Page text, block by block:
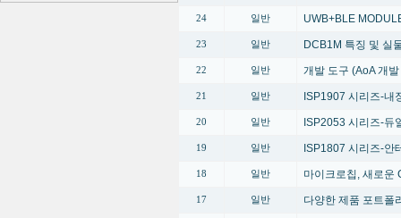
24 일반 UWB+BLE
23 일반 DCB1M 특징 및 실
22 일반 개발 도구 (AoA 개
21 일반 ISP1907 시리즈-내
20 일반 ISP2053 시리즈-듀
19 일반 ISP1807 시리즈-안
18 일반 마이크로칩, 새로운
17 일반 다양한 제품 포트폴